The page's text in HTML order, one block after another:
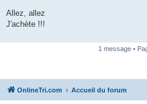
o
n
l
Allez, allez
J'achète !!!
1 message •
OnlineTri.com Accueil du forum